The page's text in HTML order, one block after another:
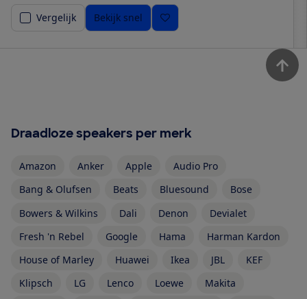
Vergelijk
Bekijk snel
Draadloze speakers per merk
Amazon Anker Apple
Audio Pro
Bang & Olufsen
Beats Bluesound
Bose
Bowers & Wilkins
Dali Denon
Devialet
Fresh 'n Rebel
Google Hama
Harman Kardon
House of Marley
Huawei Ikea JBL
KEF
Klipsch
LG Lenco Loewe
Makita